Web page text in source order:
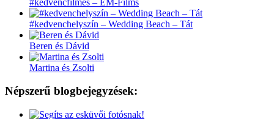
#kedvenchelyszín – Wedding Beach – Tát
Beren és Dávid
Martina és Zsolti
Népszerű blogbejegyzések: